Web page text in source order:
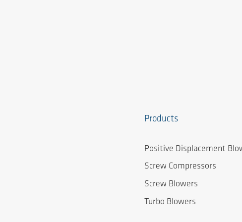
Products
Positive Displacement
Screw Compressors
Screw Blowers
Turbo Blowers